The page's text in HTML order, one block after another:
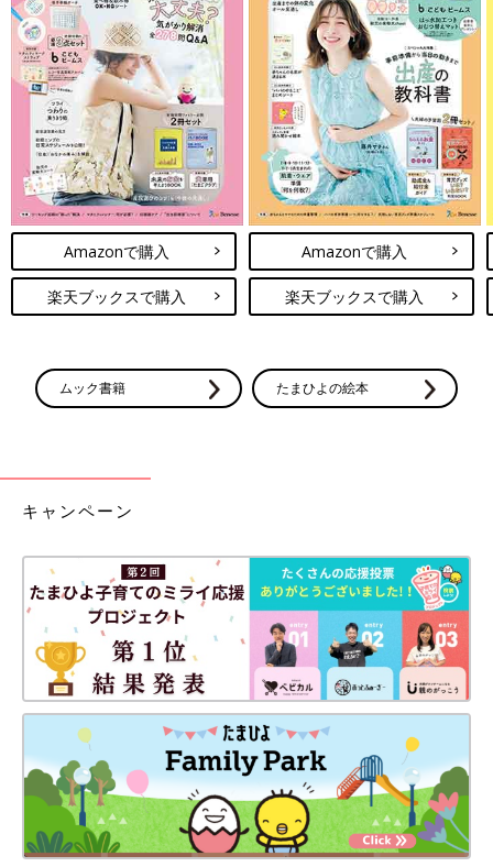
Amazonで購入
楽天ブックスで購入
Amazonで購入
楽天ブックスで購入
ムック書籍 たまひよの絵本
キャンペーン